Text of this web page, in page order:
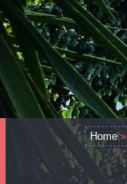
Home»